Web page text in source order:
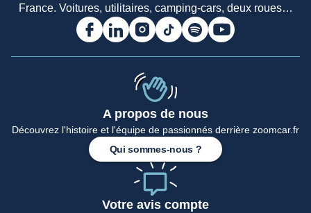
France. Voitures, utilitaires, camping-cars, deux roues…
A propos de nous
Découvrez l'histoire et l'équipe de passionnés derrière zoomcar.fr
Qui sommes-nous ?
Votre avis compte